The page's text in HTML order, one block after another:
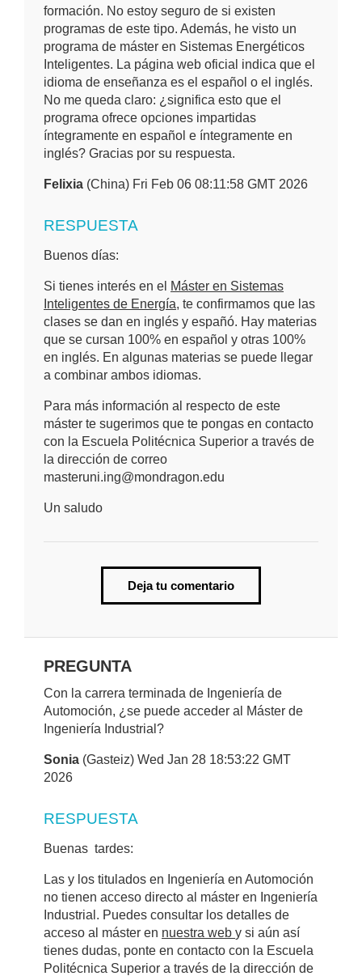
formación. No estoy seguro de si existen
programas de este tipo. Además, he visto un
programa de máster en Sistemas Energéticos
Inteligentes. La página web oficial indica que el
idioma de enseñanza es el español o el inglés.
No me queda claro: ¿significa esto que el
programa ofrece opciones impartidas
íntegramente en español e íntegramente en
inglés? Gracias por su respuesta.
Felixia (China) Fri Feb 06 08:11:58 GMT 2026
RESPUESTA
Buenos días:
Si tienes interés en el Máster en Sistemas
Inteligentes de Energía, te confirmamos que las
clases se dan en inglés y españó. Hay materias
que se cursan 100% en español y otras 100%
en inglés. En algunas materias se puede llegar
a combinar ambos idiomas.
Para más información al respecto de este
máster te sugerimos que te pongas en contacto
con la Escuela Politécnica Superior a través de
la dirección de correo
masteruni.ing@mondragon.edu
Un saludo
Deja tu comentario
PREGUNTA
Con la carrera terminada de Ingeniería de
Automoción, ¿se puede acceder al Máster de
Ingeniería Industrial?
Sonia (Gasteiz) Wed Jan 28 18:53:22 GMT
2026
RESPUESTA
Buenas tardes:
Las y los titulados en Ingeniería en Automoción
no tienen acceso directo al máster en Ingeniería
Industrial. Puedes consultar los detalles de
acceso al máster en nuestra web y si aún así
tienes dudas, ponte en contacto con la Escuela
Politécnica Superior a través de la dirección de